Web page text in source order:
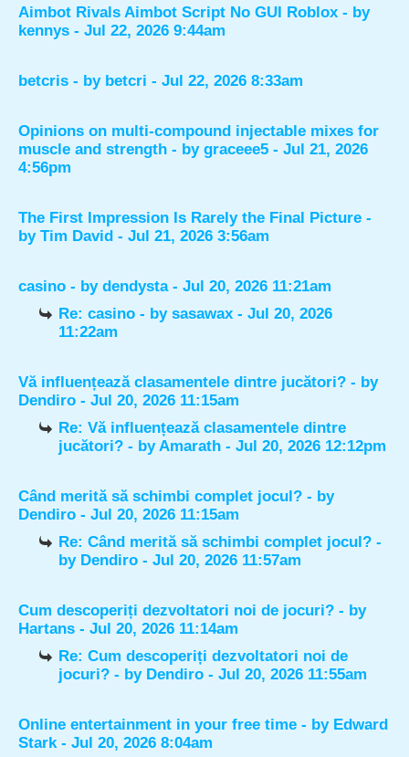
Aimbot Rivals Aimbot Script No GUI Roblox - by
kennys - Jul 22, 2026 9:44am
betcris - by betcri - Jul 22, 2026 8:33am
Opinions on multi-compound injectable mixes for
muscle and strength - by graceee5 - Jul 21, 2026
4:56pm
The First Impression Is Rarely the Final Picture -
by Tim David - Jul 21, 2026 3:56am
casino - by dendysta- Jul 20, 2026 11:21am
Re: casino - bysasawax - Jul 20, 2026
11:22am
Vă influențează clasamentele dintre jucători? - by
Dendiro - Jul 20, 2026 11:15am
Re: Vă influențează clasamentele dintre
jucători? - byAmarath - Jul 20, 2026 12:12pm
Când merită să schimbi complet jocul? - by
Dendiro - Jul 20, 2026 11:15am
Re: Când merită să schimbi complet jocul? -
by Dendiro - Jul 20, 2026 11:57am
Cum descoperiți dezvoltatori noi de jocuri? - by
Hartans - Jul 20, 2026 11:14am
Re: Cum descoperiți dezvoltatori noi de
jocuri? - by Dendiro - Jul 20, 2026 11:55am
Online entertainment in your free time - by Edward
Stark- Jul 20, 2026 8:04am